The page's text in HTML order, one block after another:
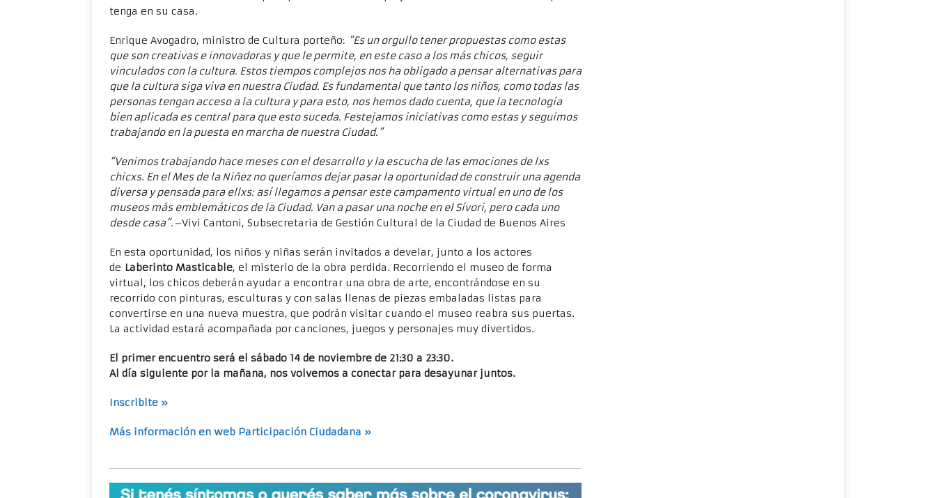
tenga en su casa.
Enrique Avogadro, ministro de Cultura porteño: “Es un orgullo tener propuestas como estas
que son creativas e innovadoras y que le permite, en este caso a los más chicos, seguir
vinculados con la cultura. Estos tiempos complejos nos ha obligado a pensar alternativas para
que la cultura siga viva en nuestra Ciudad. Es fundamental que tanto los niños, como todas las
personas tengan acceso a la cultura y para esto, nos hemos dado cuenta, que la tecnología
bien aplicada es central para que esto suceda. Festejamos iniciativas como estas y seguimos
trabajando en la puesta en marcha de nuestra Ciudad.”
“Venimos trabajando hace meses con el desarrollo y la escucha de las emociones de lxs
chicxs. En el Mes de la Niñez no queríamos dejar pasar la oportunidad de construir una agenda
diversa y pensada para ellxs: así llegamos a pensar este campamento virtual en uno de los
museos más emblemáticos de la Ciudad. Van a pasar una noche en el Sívori, pero cada uno
desde casa”.–Vivi Cantoni, Subsecretaria de Gestión Cultural de la Ciudad de Buenos Aires
En esta oportunidad, los niños y niñas serán invitados a develar, junto a los actores
de Laberinto Masticable, el misterio de la obra perdida. Recorriendo el museo de forma
virtual, los chicos deberán ayudar a encontrar una obra de arte, encontrándose en su
recorrido con pinturas, esculturas y con salas llenas de piezas embaladas listas para
convertirse en una nueva muestra, que podrán visitar cuando el museo reabra sus puertas.
La actividad estará acompañada por canciones, juegos y personajes muy divertidos.
El primer encuentro será el sábado 14 de noviembre de 21:30 a 23:30.
Al día siguiente por la mañana, nos volvemos a conectar para desayunar juntos.
Inscribite »
Más información en web Participación Ciudadana »